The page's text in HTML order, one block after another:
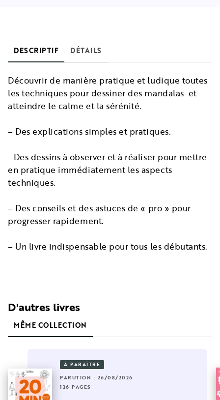
DESCRIPTIF DÉTAILS
Découvrir de manière pratique et ludique toutes
les techniques pour dessiner des mandalas et
atteindre le calme et la sérénité.
– Des explications simples et pratiques.
–Des dessins à observer et à réaliser pour mettre
en pratique immédiatement les aspects
techniques.
– Des conseils et des astuces de « pro » pour
progresser rapidement.
– Un livre indispensable pour tous les débutants.
D'autres livres
MÊME COLLECTION
À PARAÎTRE
PARUTION : 26/08/2026
126 PAGES